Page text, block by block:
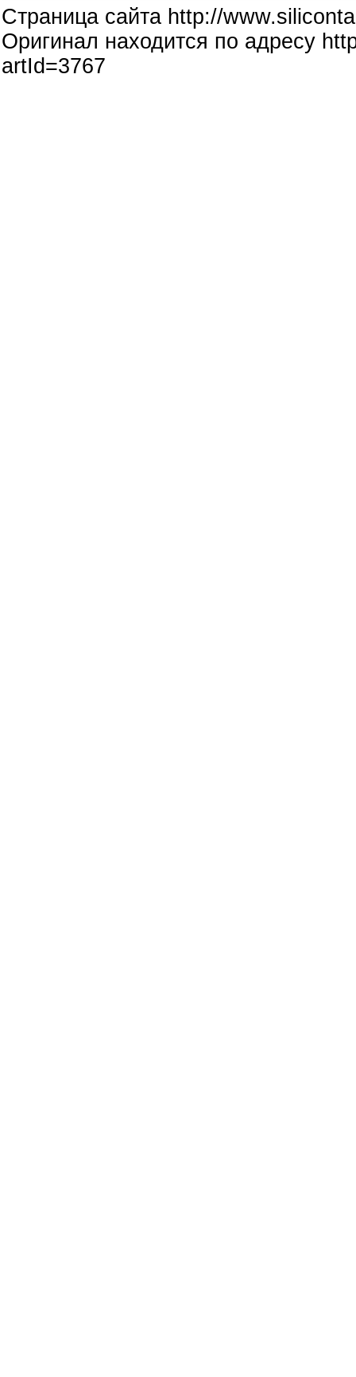
Страница сайта http://
Оригинал находится по адресу
artId=3767